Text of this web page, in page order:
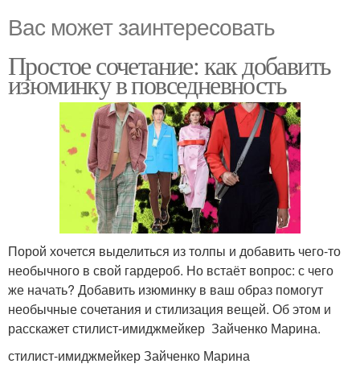
Вас может заинтересовать
Простое сочетание: как добавить
изюминку в повседневность
Порой хочется выделиться из толпы и добавить чего-то
необычного в свой гардероб. Но встаёт вопрос: с чего
же начать? Добавить изюминку в ваш образ помогут
необычные сочетания и стилизация вещей. Об этом и
расскажет стилист-имиджмейкер Зайченко Марина.
стилист-имиджмейкер Зайченко Марина